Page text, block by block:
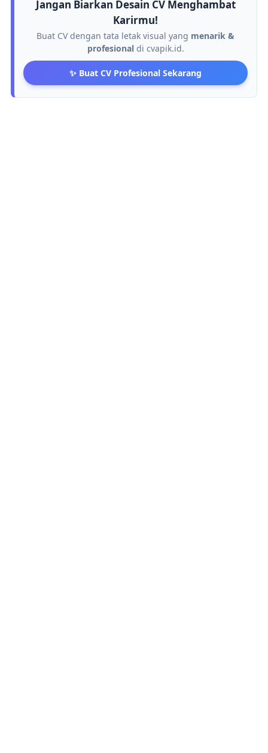
Jangan Biarkan Desain CV Menghambat
Karirmu!
Buat CV dengan tata letak visual yang menarik &
profesionaldi cvapik.id.
✨ Buat CV Profesional Sekarang